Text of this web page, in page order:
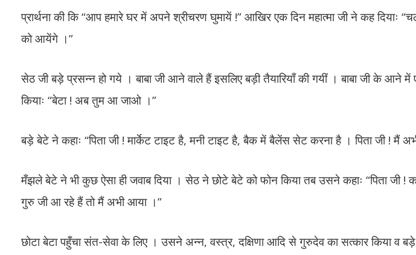
प्रार्थना की कि “आप हमारे घर में अपने श्रीचरण घुमायें !” आखिर एक दिन महात्मा जी ने कह दियाः
को आयेंगे ।”
सेठ जी बड़े प्रसन्न हो गये । बाबा जी आने वाले हैं इसलिए बड़ी तैयारियाँ की गयीं । बाबा जी के आने
कियाः “बेटा ! अब तुम आ जाओ ।”
बड़े बेटे ने कहाः “पिता जी ! मार्केट टाइट है, मनी टाइट है, बैक में बैलेंस सेट करना है । पिता जी ! मैं
मँझले बेटे ने भी कुछ ऐसा ही जवाब दिया । सेठ ने छोटे बेटे को फोन किया तब उसने कहाः “पिता जी !
गुरु जी आ रहे हैं तो मैं अभी आया ।”
छोटा बेटा पहुँचा संत-सेवा के लिए । उसने अन्न, वस्त्र, दक्षिणा आदि से गुरुदेव का सत्कार किया व